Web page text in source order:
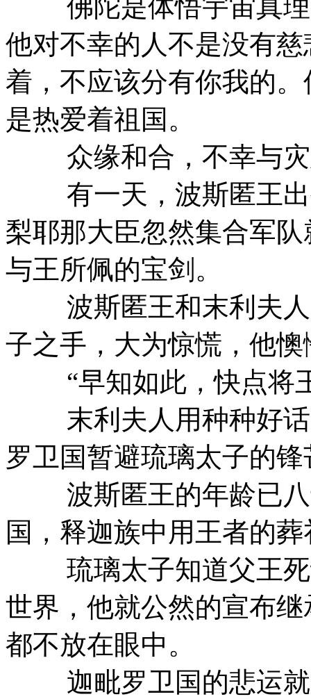
佛陀是体悟宇宙真理
他对不幸的人不是没有
着，不应该分有你我的
是热爱着祖国。
众缘和合，不幸与灾
有一天，波斯匿王出
梨耶那大臣忽然集合军
与王所佩的宝剑。
波斯匿王和末利夫人
子之手，大为惊慌，他
“早知如此，快点将
末利夫人用种种好话
罗卫国暂避琉璃太子的锋
波斯匿王的年龄已八
国，释迦族中用王者的
琉璃太子知道父王死
世界，他就公然的宣布
都不放在眼中。
迦毗罗卫国的悲运就